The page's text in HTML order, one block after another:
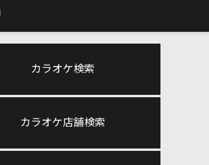
カラオケ検索
カラオケ店舗検索